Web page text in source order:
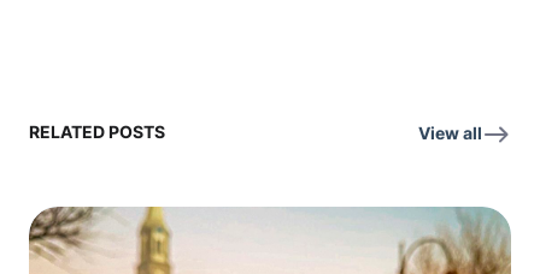
RELATED POSTS View all